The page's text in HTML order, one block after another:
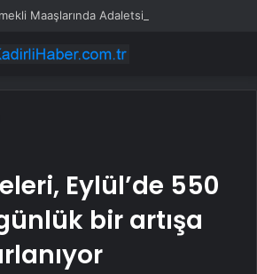
Eylül’de 550
bir artışa